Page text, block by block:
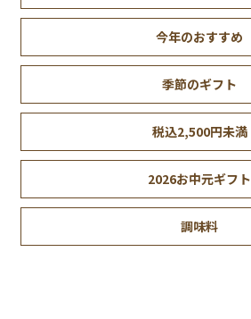
今年のおすすめ
季節のギフト
税込2,500円未満
2026お中元ギフト
調味料